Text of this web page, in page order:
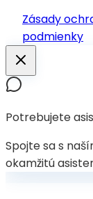
Zásady
podmienky
Potrebujete
Spojte sa s
okamžitú